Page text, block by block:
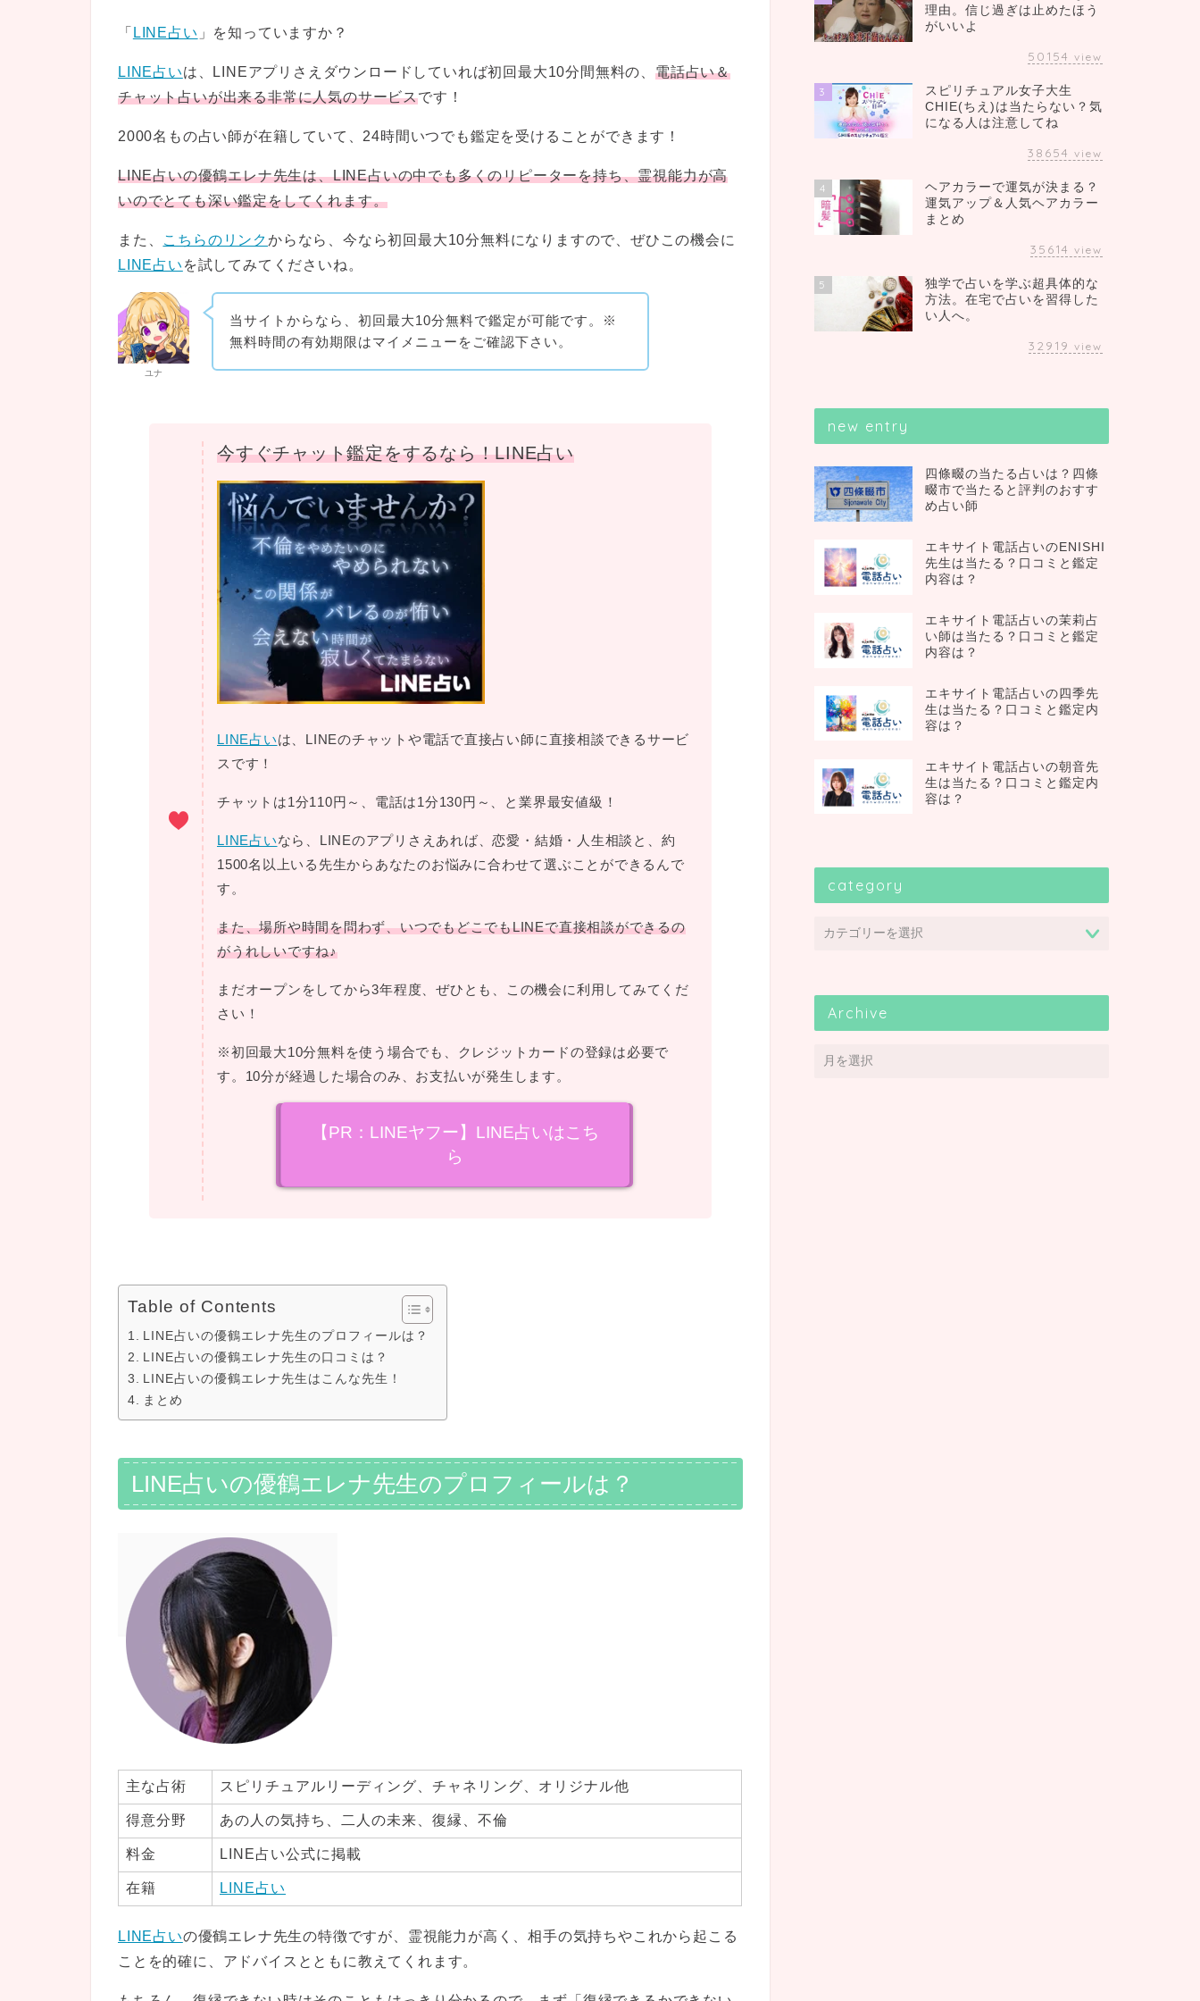
「 LINE占い 」を知っていますか？
LINE占いは、LINEアプリさえダウンロードしていれば初回最大10分間無料の、電話占い＆
チャット占いが出来る非常に人気のサービスです！
2000名もの占い師が在籍していて、24時間いつでも鑑定を受けることができます！
LINE占いの優鶴エレナ先生は、LINE占いの中でも多くのリピーターを持ち、霊視能力が高
いのでとても深い鑑定をしてくれます。
また、 こちらのリンクからなら、今なら初回最大10分無料になりますので、ぜひこの機会に
LINE占い を試してみてくださいね。
ユナ
当サイトからなら、初回最大10分無料で鑑定が可能です。※
無料時間の有効期限はマイメニューをご確認下さい。
今すぐチャット鑑定をするなら！LINE占い
LINE占いは、LINEのチャットや電話で直接占い師に直接相談できるサービ
スです！
チャットは1分110円～、電話は1分130円～、と業界最安値級！
LINE占いなら、LINEのアプリさえあれば、恋愛・結婚・人生相談と、約
1500名以上いる先生からあなたのお悩みに合わせて選ぶことができるんで
す。
また、場所や時間を問わず、いつでもどこでもLINEで直接相談ができるの
がうれしいですね♪
まだオープンをしてから3年程度、ぜひとも、この機会に利用してみてくだ
さい！
※初回最大10分無料を使う場合でも、クレジットカードの登録は必要で
す。10分が経過した場合のみ、お支払いが発生します。
【PR：LINEヤフー】LINE占いはこち
ら
Table of Contents
LINE占いの優鶴エレナ先生のプロフィールは？
LINE占いの優鶴エレナ先生の口コミは？
LINE占いの優鶴エレナ先生はこんな先生！
まとめ
LINE占いの優鶴エレナ先生のプロフィールは？
主な占術 スピリチュアルリーディング、チャネリング、オリジナル他
得意分野 あの人の気持ち、二人の未来、復縁、不倫
料金 LINE占い公式に掲載
在籍 LINE占い
LINE占いの優鶴エレナ先生の特徴ですが、霊視能力が高く、相手の気持ちやこれから起こる
ことを的確に、アドバイスとともに教えてくれます。
理由。信じ過ぎは止めたほう
がいいよ
50154 view
3
スピリチュアル女子大生
CHIE(ちえ)は当たらない？気
になる人は注意してね
38654 view
4
ヘアカラーで運気が決まる？
運気アップ＆人気ヘアカラー
まとめ
35614 view
5
独学で占いを学ぶ超具体的な
方法。在宅で占いを習得した
い人へ。
32919 view
new entry
四條畷の当たる占いは？四條
畷市で当たると評判のおすす
め占い師
エキサイト電話占いのENISHI
先生は当たる？口コミと鑑定
内容は？
エキサイト電話占いの茉莉占
い師は当たる？口コミと鑑定
内容は？
エキサイト電話占いの四季先
生は当たる？口コミと鑑定内
容は？
エキサイト電話占いの朝音先
生は当たる？口コミと鑑定内
容は？
category
Archive